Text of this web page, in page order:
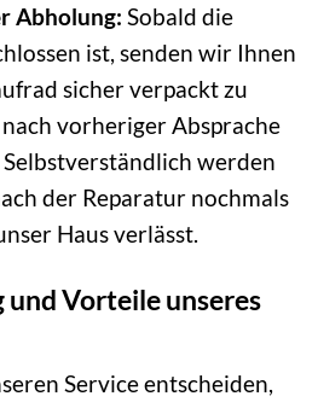
Abholung: Sobald die
ist, senden wir Ihnen
sicher verpackt zu
vorheriger Absprache
werden
der Reparatur nochmals
Haus verlässt.
und Vorteile unseres
Service entscheiden,